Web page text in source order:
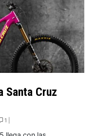
Santa Cruz
1 |